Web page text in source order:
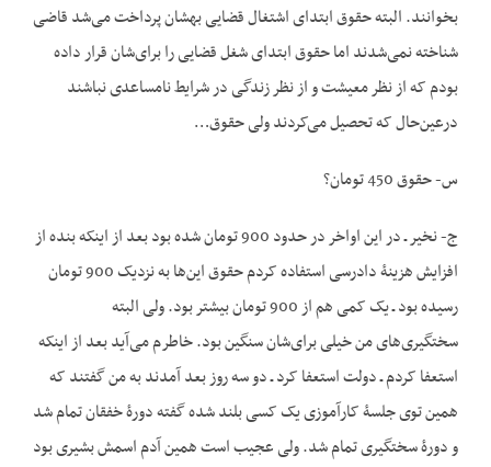
بخوانند. البته حقوق ابتدای اشتغال قضایی بهشان پرداخت می‌شد قاضی
شناخته نمی‌شدند اما حقوق ابتدای شغل قضایی را برای‌شان قرار داده
بودم که از نظر معیشت و از نظر زندگی در شرایط نامساعدی نباشند
درعین‌حال که تحصیل می‌کردند ولی حقوق…
س- حقوق 450 تومان؟
ج- نخیر ـ در این اواخر در حدود 900 تومان شده بود بعد از این‏که بنده از
افزایش هزینۀ دادرسی استفاده کردم حقوق این‌ها به نزدیک 900 تومان
رسیده بود ـ یک کمی هم از 900 تومان بیشتر بود. ولی البته
سختگیری‌های من خیلی برای‌شان سنگین بود. خاطرم می‌آید بعد از این‏که
استعفا کردم ـ دولت استعفا کرد ـ دو سه روز بعد آمدند به من گفتند که
همین توی جلسۀ کارآموزی یک کسی بلند شده گفته دورۀ خفقان تمام شد
و دورۀ سختگیری تمام شد. ولی عجیب است همین آدم اسمش بشیری بود